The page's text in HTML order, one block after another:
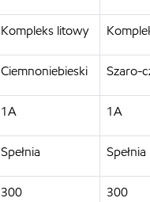
Kompleks litowy
Ciemnoniebieski Szaro-
1A 1A
Spełnia Spełnia
300 300